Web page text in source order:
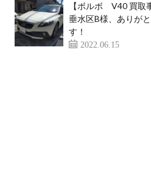
【ボルボ V40 買取
垂水区B様、ありが
す！
2022.06.15